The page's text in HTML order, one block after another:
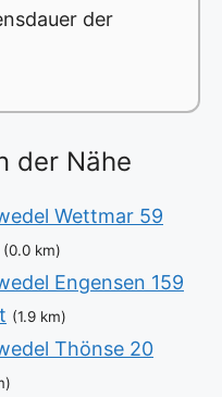
der
der Nähe
Wettmar 59
(0.0 km)
Engensen 159
(1.9 km)
Thönse 20